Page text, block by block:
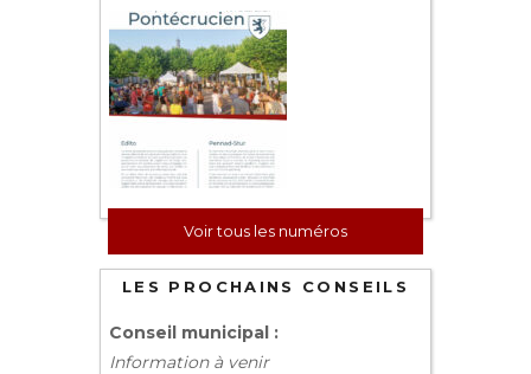
Voir tous les numéros
LES PROCHAINS CONSEILS
Conseil municipal :
Information à venir